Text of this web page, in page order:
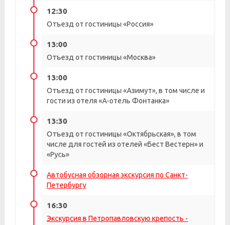
12:30
Отъезд от гостиницы «Россия»
13:00
Отъезд от гостиницы «Москва»
13:00
Отъезд от гостиницы «Азимут», в том числе и
гости из отеля «А-отель Фонтанка»
13:30
Отъезд от гостиницы «Октябрьская», в том
числе для гостей из отелей «Бест Вестерн» и
«Русь»
Автобусная обзорная экскурсия по Санкт-
Петербургу
16:30
Экскурсия в Петропавловскую крепость -